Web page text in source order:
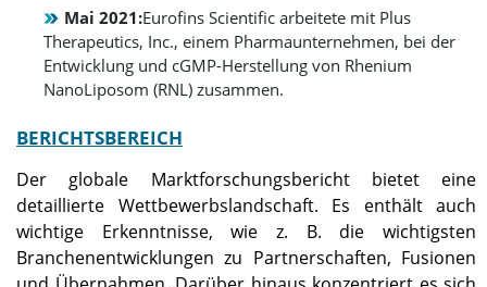
Mai 2021:Eurofins Scientific arbeitete mit Plus
Therapeutics, Inc., einem Pharmaunternehmen, bei der
Entwicklung und cGMP-Herstellung von Rhenium
NanoLiposom (RNL) zusammen.
BERICHTSBEREICH
Der globale Marktforschungsbericht bietet eine
detaillierte Wettbewerbslandschaft. Es enthält auch
wichtige Erkenntnisse, wie z. B. die wichtigsten
Branchenentwicklungen zu Partnerschaften, Fusionen